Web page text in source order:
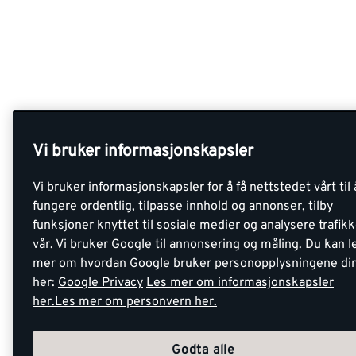
Vi bruker informasjonskapsler
Vi bruker informasjonskapsler for å få nettstedet vårt til
fungere ordentlig, tilpasse innhold og annonser, tilby
funksjoner knyttet til sosiale medier og analysere
vår. Vi bruker Google til annonsering og måling. Du kan
mer om hvordan Google bruker personopplysningene
her: Google Privacy Les mer om informasjonskapsler
her.Les mer om personvern her.
Godta alle